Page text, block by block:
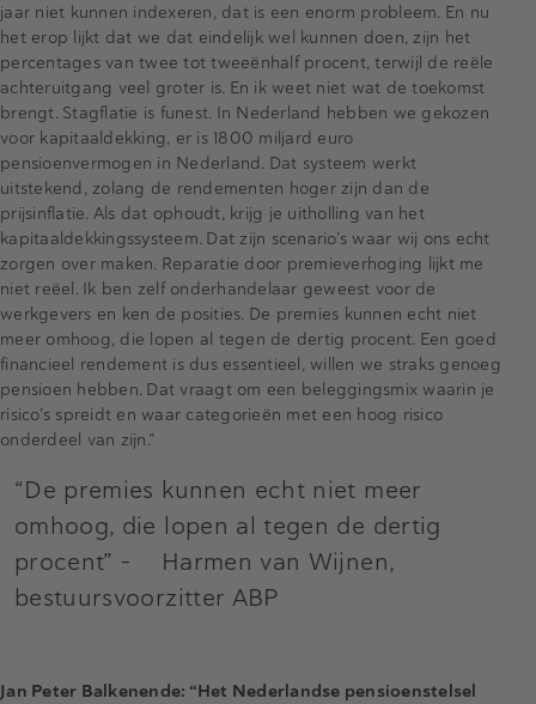
jaar niet kunnen indexeren, dat is een enorm probleem. En nu
het erop lijkt dat we dat eindelijk wel kunnen doen, zijn het
percentages van twee tot tweeënhalf procent, terwijl de reële
achteruitgang veel groter is. En ik weet niet wat de toekomst
brengt. Stagflatie is funest. In Nederland hebben we gekozen
voor kapitaaldekking, er is 1800 miljard euro
pensioenvermogen in Nederland. Dat systeem werkt
uitstekend, zolang de rendementen hoger zijn dan de
prijsinflatie. Als dat ophoudt, krijg je uitholling van het
kapitaaldekkingssysteem. Dat zijn scenario’s waar wij ons echt
zorgen over maken. Reparatie door premieverhoging lijkt me
niet reëel. Ik ben zelf onderhandelaar geweest voor de
werkgevers en ken de posities. De premies kunnen echt niet
meer omhoog, die lopen al tegen de dertig procent. Een goed
financieel rendement is dus essentieel, willen we straks genoeg
pensioen hebben. Dat vraagt om een beleggingsmix waarin je
risico’s spreidt en waar categorieën met een hoog risico
onderdeel van zijn.”
“De premies kunnen echt niet meer
omhoog, die lopen al tegen de dertig
procent” - Harmen van Wijnen,
bestuursvoorzitter ABP
Jan Peter Balkenende: “Het Nederlandse pensioenstelsel